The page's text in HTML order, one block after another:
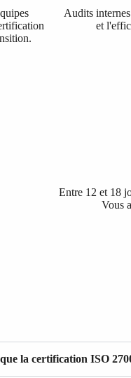
Audits
et
Entre 12 et 18
Vous
la certification ISO